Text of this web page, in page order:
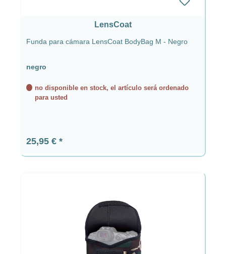
LensCoat
Funda para cámara LensCoat BodyBag M - Negro
negro
no disponible en stock, el artículo será ordenado
para usted
Precio normal:
25,95 €